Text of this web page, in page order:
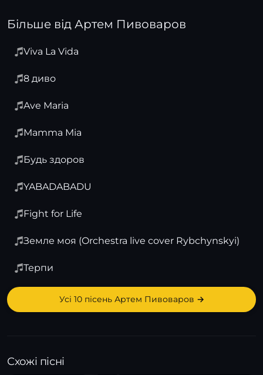
Більше від Артем Пивоваров
Viva La Vida
8 диво
Ave Maria
Mamma Mia
Будь здоров
YABADABADU
Fight for Life
Земле моя (Orchestra live cover Rybchynskyi)
Терпи
Усі 10 пісень Артем Пивоваров →
Схожі пісні